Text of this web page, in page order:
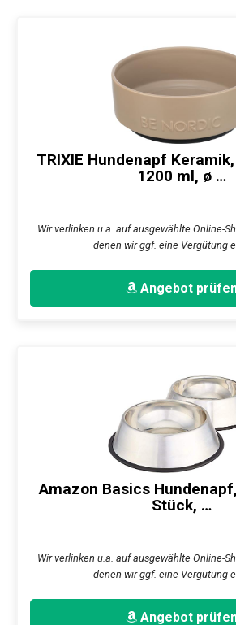
TRIXIE Hundenapf
1200 ml, ø …
Wir verlinken u.a. auf ausgewählte Online-
denen wir ggf. eine Vergütung
Angebot
Amazon Basics
Stück, …
Wir verlinken u.a. auf ausgewählte Online-
denen wir ggf. eine Vergütung
Angebot